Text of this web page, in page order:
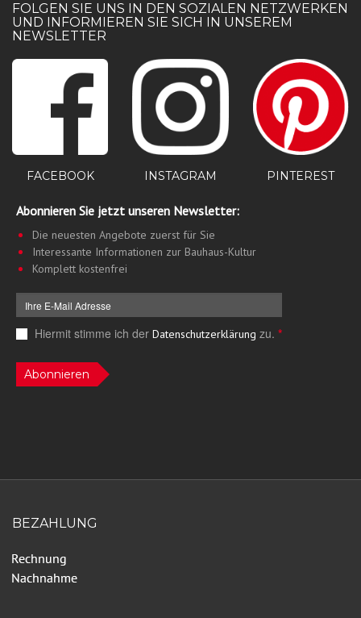
FOLGEN SIE UNS IN DEN SOZIALEN NETZWERKEN
UND INFORMIEREN SIE SICH IN UNSEREM
NEWSLETTER
FACEBOOK INSTAGRAM PINTEREST
Abonnieren Sie jetzt unseren Newsletter:
Die neuesten Angebote zuerst für Sie
Interessante Informationen zur Bauhaus-Kultur
Komplett kostenfrei
Hiermit stimme ich der Datenschutzerklärung zu. *
Abonnieren
BEZAHLUNG